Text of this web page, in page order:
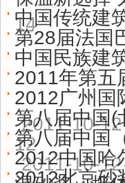
14
中国传统建
第28届法国
中国民族建
2011年第五
2012广州国
2011-10-12
第八届中国(
12
第八届中国
2011-10-12
2012中国哈
2012北京砂